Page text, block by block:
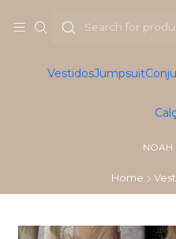
VestidosJumpsuit
NOAH
Home